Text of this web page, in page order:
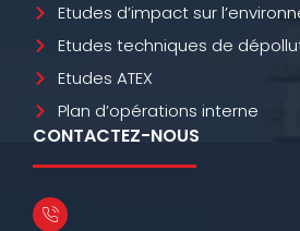
Etudes d’impact sur
Etudes techniques de
Etudes ATEX
Plan d’opérations interne
CONTACTEZ-NOUS